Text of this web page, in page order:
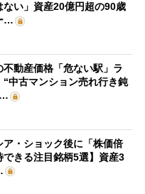
ない」資産20億円超の90歳
…
不動産価格「危ない駅」ラ
“中古マンション売れ行き鈍
…
ア・ショック後に「株価倍
できる注目銘柄5選】資産3